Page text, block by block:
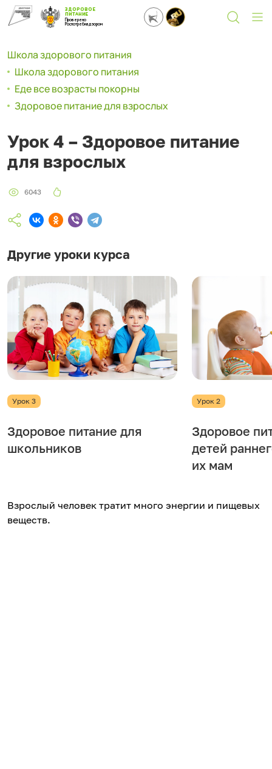
ЗДОРОВОЕ
ПИТАНИЕ
Проверено
Роспотребнадзором
Школа здорового питания
Школа здорового питания
Еде все возрасты покорны
Здоровое питание для взрослых
Урок 4 – Здоровое питание
для взрослых
6043
Другие уроки курса
Урок 3
Здоровое питание для
школьников
Урок 2
Здоровое
детей
их мам
Взрослый человек тратит много энергии и пищевых
веществ.